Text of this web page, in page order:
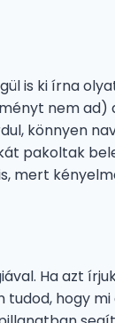
is ki írna
nem
könnyen
pakoltak
mert
Ha azt
hogy